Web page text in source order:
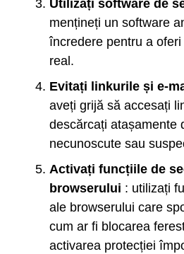
Utilizați software de
mențineți un software
încredere pentru a
real.
Evitați linkurile și e-
aveți grijă să accesați
descărcați atașamente
necunoscute sau
Activați funcțiile de
browserului : utilizați
ale browserului care
cum ar fi blocarea
activarea protecției